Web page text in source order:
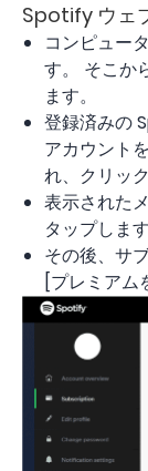
Spotify ウェ
コンピュー
す。 そこか
ます。
登録済みの
アカウント
れ、クリッ
表示された
タップします
その後、サ
[プレミアム